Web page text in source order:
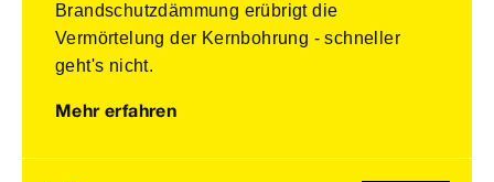
Brandschutzdämmung erübrigt die
Vermörtelung der Kernbohrung - schneller
geht's nicht.
Mehr erfahren